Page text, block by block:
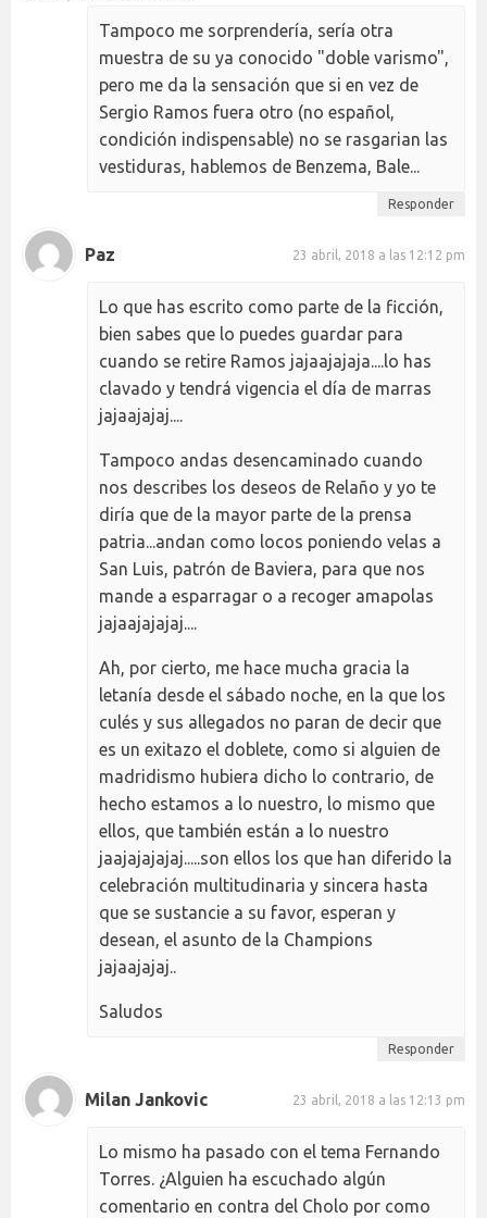
Tampoco me sorprendería, sería otra
muestra de su ya conocido "doble varismo",
pero me da la sensación que si en vez de
Sergio Ramos fuera otro (no español,
condición indispensable) no se rasgarian las
vestiduras, hablemos de Benzema, Bale...
Responder
Paz 23 abril, 2018 a las 12:12 pm
Lo que has escrito como parte de la ficción,
bien sabes que lo puedes guardar para
cuando se retire Ramos jajaajajaja....lo has
clavado y tendrá vigencia el día de marras
jajaajajaj....
Tampoco andas desencaminado cuando
nos describes los deseos de Relaño y yo te
diría que de la mayor parte de la prensa
patria...andan como locos poniendo velas a
San Luis, patrón de Baviera, para que nos
mande a esparragar o a recoger amapolas
jajaajajajaj....
Ah, por cierto, me hace mucha gracia la
letanía desde el sábado noche, en la que los
culés y sus allegados no paran de decir que
es un exitazo el doblete, como si alguien de
madridismo hubiera dicho lo contrario, de
hecho estamos a lo nuestro, lo mismo que
ellos, que también están a lo nuestro
jaajajajajaj.....son ellos los que han diferido la
celebración multitudinaria y sincera hasta
que se sustancie a su favor, esperan y
desean, el asunto de la Champions
jajaajajaj..
Saludos
Responder
Milan Jankovic 23 abril, 2018 a las 12:13 pm
Lo mismo ha pasado con el tema Fernando
Torres. ¿Alguien ha escuchado algún
comentario en contra del Cholo por como